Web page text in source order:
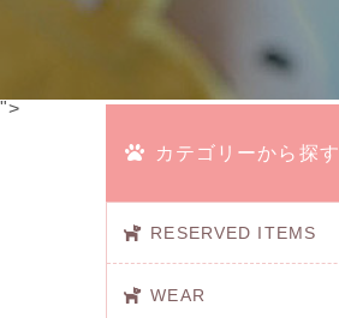
">
カテゴリーから探す
RESERVED ITEMS
WEAR